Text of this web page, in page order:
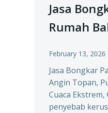
Jasa
Rumah
February 13, 2026
Jasa Bongkar
Angin Topan,
Cuaca
penyebab